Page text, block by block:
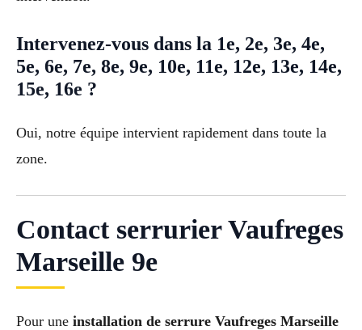
Intervenez-vous dans la 1e, 2e, 3e, 4e,
5e, 6e, 7e, 8e, 9e, 10e, 11e, 12e, 13e, 14e,
15e, 16e ?
Oui, notre équipe intervient rapidement dans toute la
zone.
Contact serrurier Vaufreges
Marseille 9e
Pour une installation de serrure Vaufreges Marseille